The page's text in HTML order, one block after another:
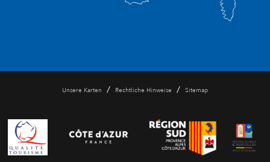
Unsere Karten / Rechtliche Hinweise / Sitemap